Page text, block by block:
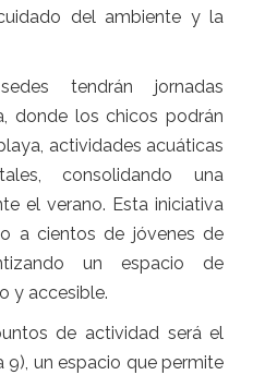
del ambiente y la
tendrán jornadas
donde los chicos podrán
actividades acuáticas
consolidando una
el verano. Esta iniciativa
a cientos de jóvenes de
un espacio de
y accesible.
de actividad será el
9), un espacio que permite